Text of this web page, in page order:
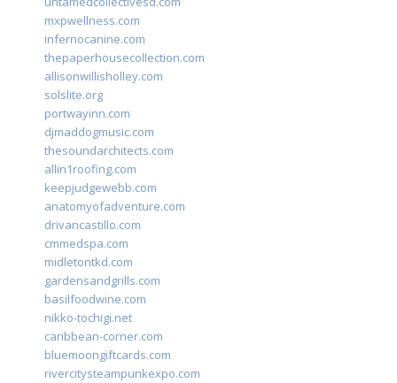
mxpwellness.com
infernocanine.com
thepaperhousecollection.com
allisonwillisholley.com
solslite.org
portwayinn.com
djmaddogmusic.com
thesoundarchitects.com
allin1roofing.com
keepjudgewebb.com
anatomyofadventure.com
drivancastillo.com
cmmedspa.com
midletontkd.com
gardensandgrills.com
basilfoodwine.com
nikko-tochigi.net
caribbean-corner.com
bluemoongiftcards.com
rivercitysteampunkexpo.com